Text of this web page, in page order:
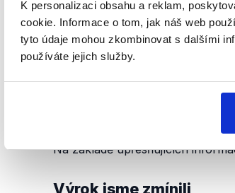
K personalizaci obsahu a reklam,
cookie. Informace o tom, jak náš web
tyto údaje mohou zkombinovat s dalšími
používáte jejich služby.
4301
2012
5839
Na základě upřesňujících
Výrok jsme zmínili